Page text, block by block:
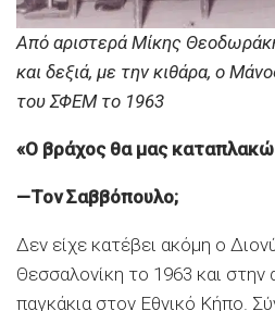
Από αριστερά Μίκης
και δεξιά, με την κιθάρα, ο
του ΣΦΕΜ το 1963
«Ο βράχος θα μας
—Τον Σαββόπουλο;
Δεν είχε κατέβει ακόμη ο
Θεσσαλονίκη το 1963 και στην
παγκάκια στον Εθνικό Κήπο.